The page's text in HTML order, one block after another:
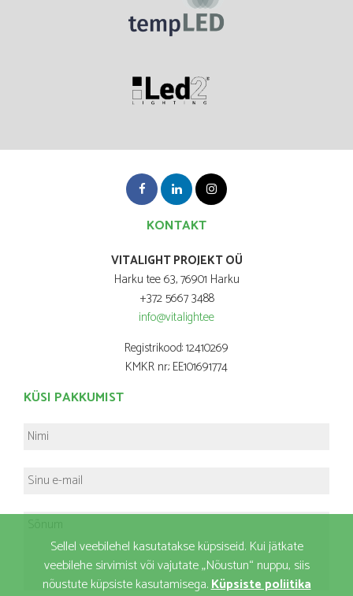
Sellel veebilehel kasutatakse küpsiseid. Kui jätkate
veebilehe sirvimist või vajutate „Nõustun“ nuppu, siis
nõustute küpsiste kasutamisega.Küpsiste poliitika
KONTAKT
VITALIGHT PROJEKT OÜ
Harku tee 63, 76901 Harku
+372 5667 3488
info@vitalight.ee
Registrikood: 12410269
KMKR nr.: EE101691774
KÜSI PAKKUMIST